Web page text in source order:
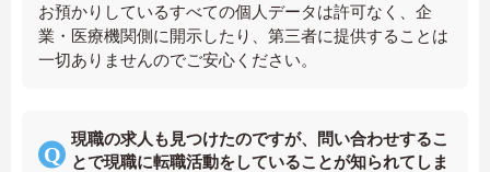
お預かりしているすべての個人データは許可なく、企
業・医療機関側に開示したり、第三者に提供することは
一切ありませんのでご安心ください。
現職の求人も見つけたのですが、問い合わせするこ
とで現職に転職活動をしていることが知られてしま